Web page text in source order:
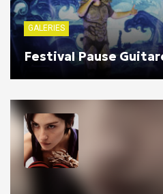
GALERIES
Festival Pause